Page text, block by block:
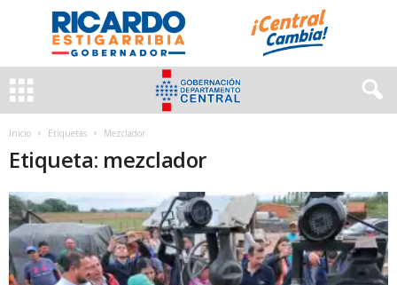
Inicio Etiquetas Mezclador
Etiqueta: mezclador